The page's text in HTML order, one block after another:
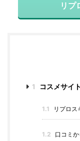
リプ
1 コスメサイ
1.1 リプロス
1.2 口コミ